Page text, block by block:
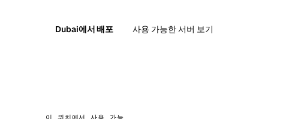
Dubai에서 배포 사용 가능한 서버 보기
이 위치에서 사용 가능